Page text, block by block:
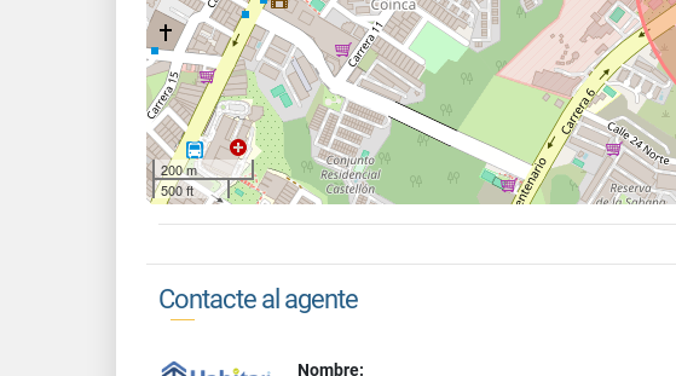
200 m
500 ft
Contacte al agente
Nombre: